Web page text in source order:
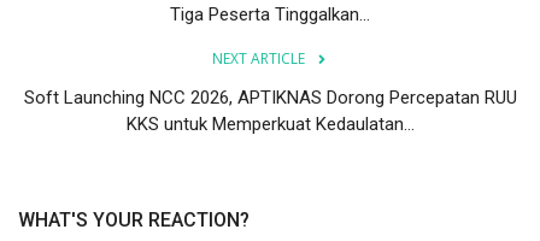
Tiga Peserta Tinggalkan...
NEXT ARTICLE
Soft Launching NCC 2026, APTIKNAS Dorong Percepatan RUU
KKS untuk Memperkuat Kedaulatan...
WHAT'S YOUR REACTION?